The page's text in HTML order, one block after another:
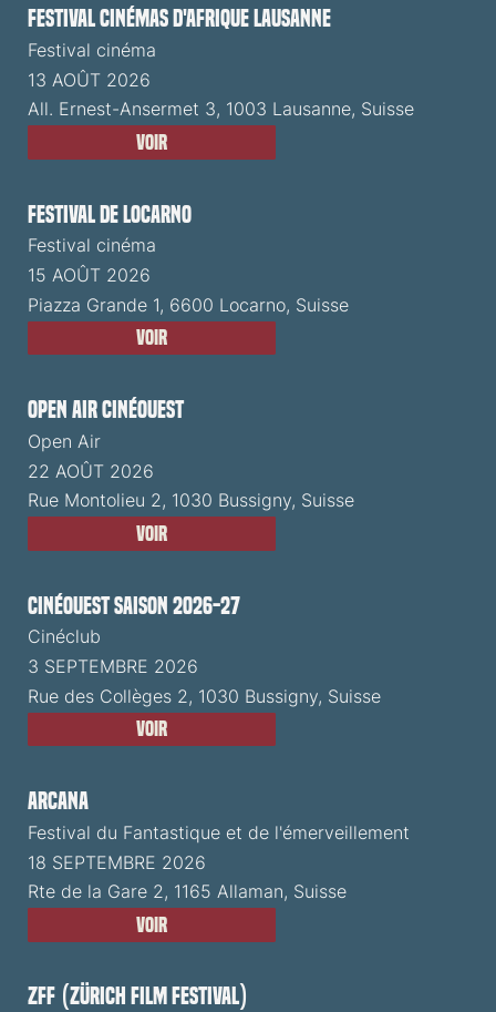
Festival cinémas d'Afrique Lausanne
Festival cinéma
13 AOÛT 2026
All. Ernest-Ansermet 3, 1003 Lausanne, Suisse
Voir
Festival de Locarno
Festival cinéma
15 AOÛT 2026
Piazza Grande 1, 6600 Locarno, Suisse
Voir
Open Air CinéOuest
Open Air
22 AOÛT 2026
Rue Montolieu 2, 1030 Bussigny, Suisse
Voir
CinéOuest Saison 2026-27
Cinéclub
3 SEPTEMBRE 2026
Rue des Collèges 2, 1030 Bussigny, Suisse
Voir
ARCANA
Festival du Fantastique et de l'émerveillement
18 SEPTEMBRE 2026
Rte de la Gare 2, 1165 Allaman, Suisse
Voir
ZFF (Zürich Film Festival)